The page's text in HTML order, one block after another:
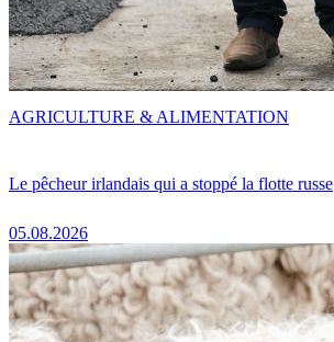
Le pêcheur irlandais qui a stoppé la flotte russe
05.08.2026
AGRICULTURE & ALIMENTATION